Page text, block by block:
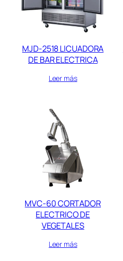
MJD-2518 LICUADORA
DE BAR ELECTRICA
Leer más
MVC-60 CORTADOR
ELECTRICO DE
VEGETALES
Leer más